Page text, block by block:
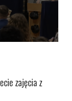
zajęcia z